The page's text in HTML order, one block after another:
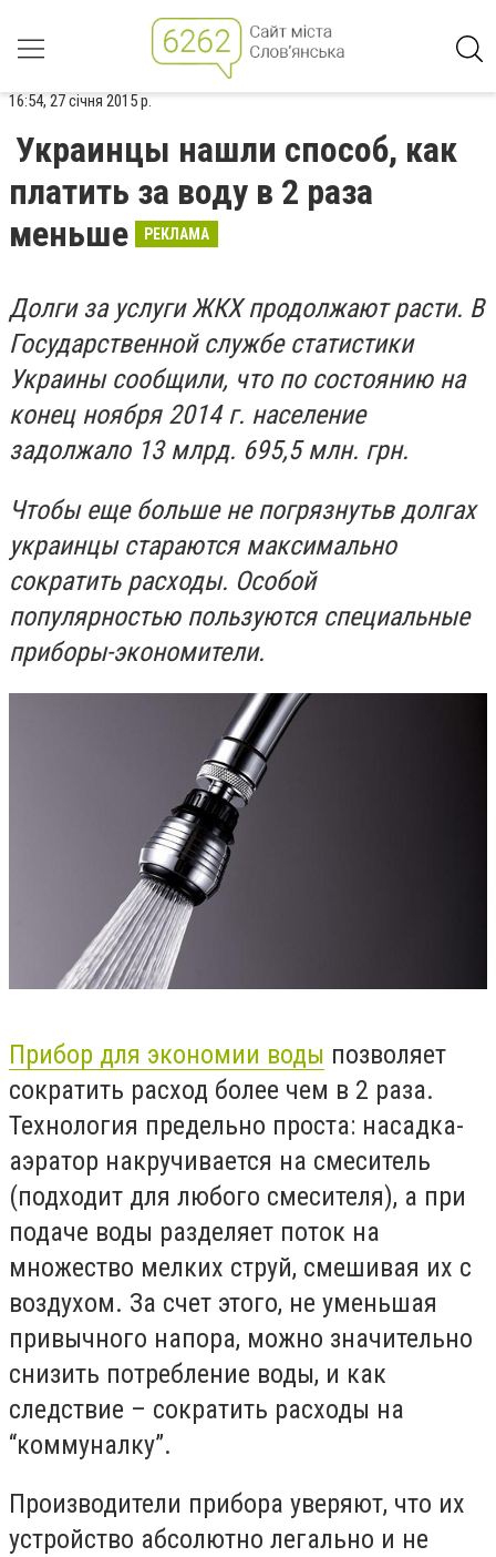
16:54, 27 січня 2015 р.
Украинцы нашли способ, как
платить за воду в 2 раза
меньше
РЕКЛАМА
Долги за услуги ЖКХ продолжают расти. В
Государственной службе статистики
Украины сообщили, что по состоянию на
конец ноября 2014 г. население
задолжало 13 млрд. 695,5 млн. грн.
Чтобы еще больше не погрязнутьв долгах
украинцы стараются максимально
сократить расходы. Особой
популярностью пользуются специальные
приборы-экономители.
Прибор для экономии воды позволяет
сократить расход более чем в 2 раза.
Технология предельно проста: насадка-
аэратор накручивается на смеситель
(подходит для любого смесителя), а при
подаче воды разделяет поток на
множество мелких струй, смешивая их с
воздухом. За счет этого, не уменьшая
привычного напора, можно значительно
снизить потребление воды, и как
следствие – сократить расходы на
“коммуналку”.
Производители прибора уверяют, что их
устройство абсолютно легально и не